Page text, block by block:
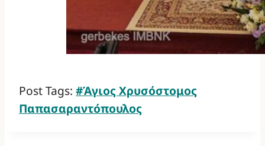
Post Tags: #Άγιος Χρυσόστομος
Παπασαραντόπουλος